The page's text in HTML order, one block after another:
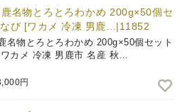
名物とろとろわかめ 200g×50個セ
なび [ワカメ 冷凍 男鹿…|11852
名物とろとろわかめ 200g×50個セット
カメ 冷凍 男鹿市 名産 秋…
円